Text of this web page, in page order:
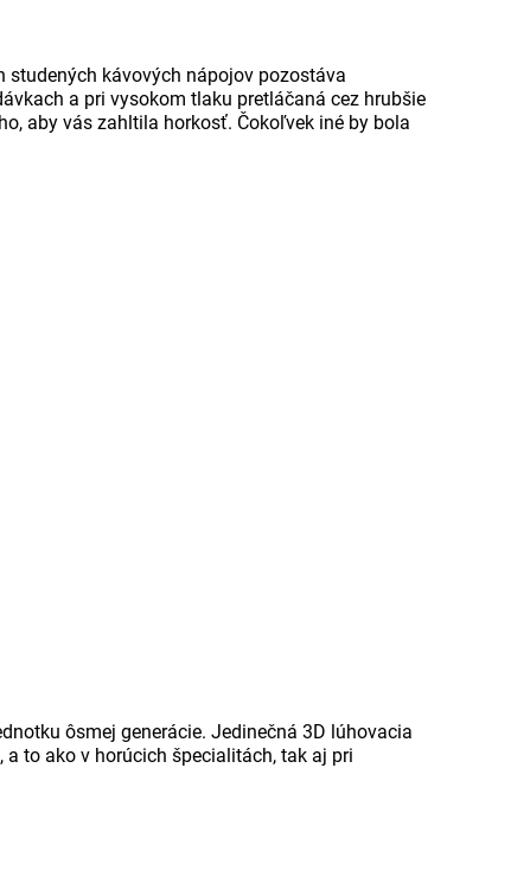
studených kávových nápojov pozostáva
a pri vysokom tlaku pretláčaná cez hrubšie
aby vás zahltila horkosť. Čokoľvek iné by bola
ôsmej generácie. Jedinečná 3D lúhovacia
to ako v horúcich špecialitách, tak aj pri